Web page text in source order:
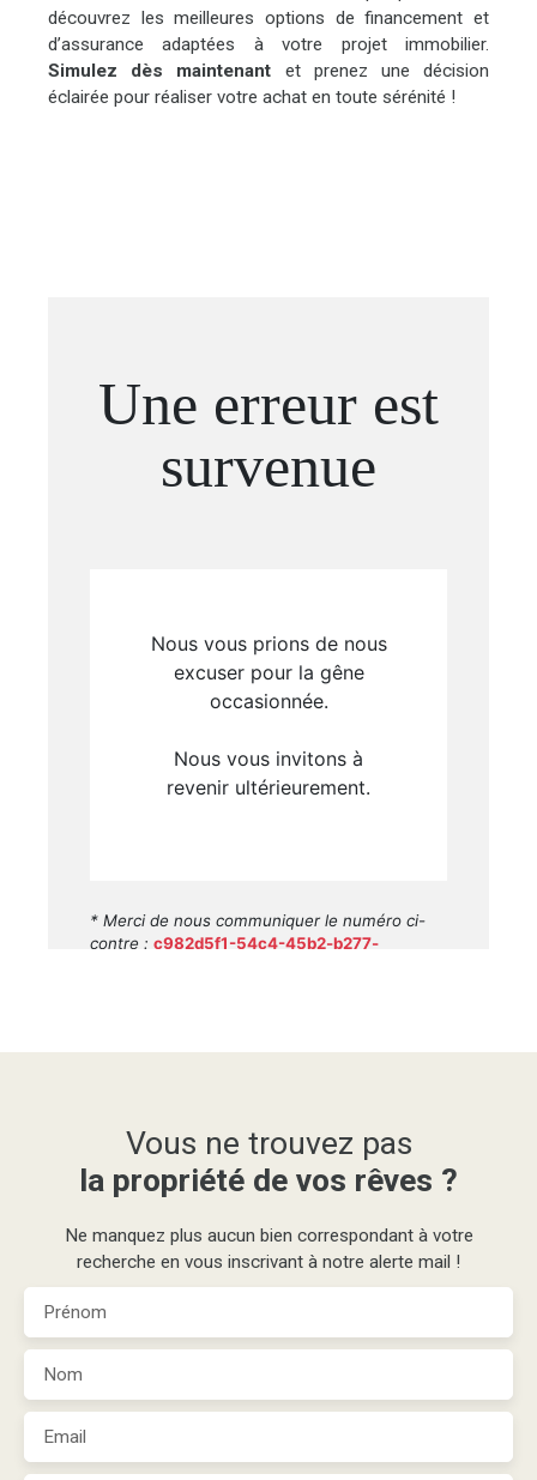
découvrez les meilleures options de financement et
d’assurance adaptées à votre projet immobilier.
Simulez dès maintenant et prenez une décision
éclairée pour réaliser votre achat en toute sérénité !
Vous ne trouvez pas
la propriété de vos rêves ?
Ne manquez plus aucun bien correspondant à votre
recherche en vous inscrivant à notre alerte mail !
Prénom
Nom
Email